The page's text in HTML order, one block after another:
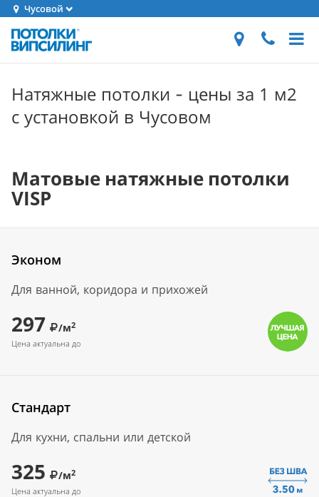
Чусовой
Натяжные потолки - цены за 1 м2
с установкой в Чусовом
Матовые натяжные потолки
VISP
Эконом
Для ванной, коридора и прихожей
297 /м2
Цена актуальна до
Стандарт
Для кухни, спальни или детской
325 /м2
Цена актуальна до